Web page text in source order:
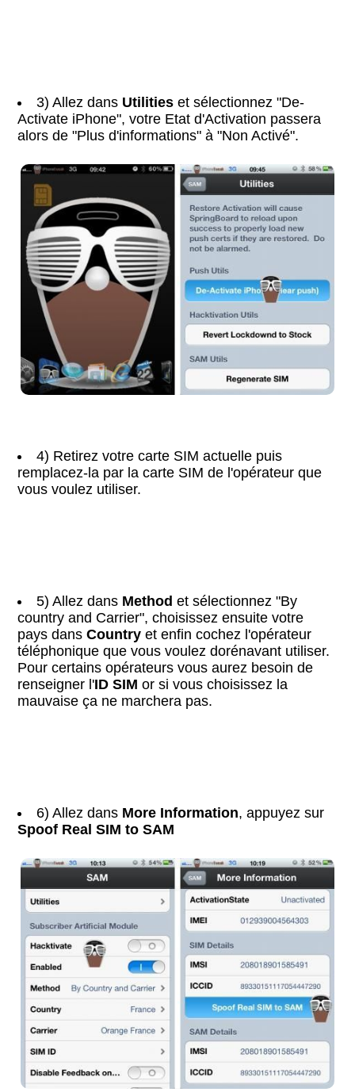
3) Allez dans Utilities et sélectionnez "De-
Activate iPhone", votre Etat d'Activation passera
alors de "Plus d'informations" à "Non Activé".
4) Retirez votre carte SIM actuelle puis
remplacez-la par la carte SIM de l'opérateur que
vous voulez utiliser.
5) Allez dans Method et sélectionnez "By
country and Carrier", choisissez ensuite votre
pays dansCountry et enfin cochez l'opérateur
téléphonique que vous voulez dorénavant utiliser.
Pour certains opérateurs vous aurez besoin de
renseigner l'ID SIM or si vous choisissez la
mauvaise ça ne marchera pas.
6) Allez dans More Information, appuyez sur
Spoof Real SIM to SAM